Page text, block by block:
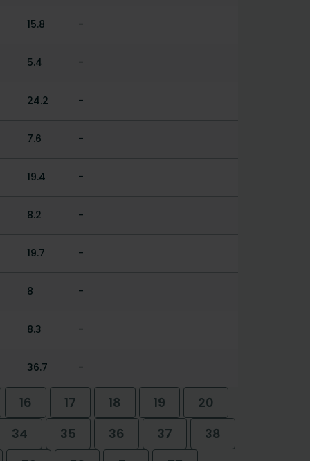
15.8 -
5.4 -
24.2 -
7.6 -
19.4 -
8.2 -
19.7 -
8 -
8.3 -
36.7 -
16 17 18 19
20
34 35 36 37
38